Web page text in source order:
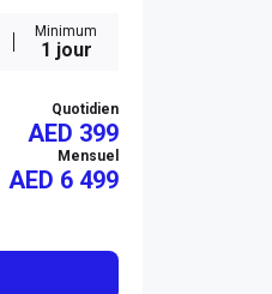
Minimum
1 jour
Quotidien
AED 399
Mensuel
AED 6 499